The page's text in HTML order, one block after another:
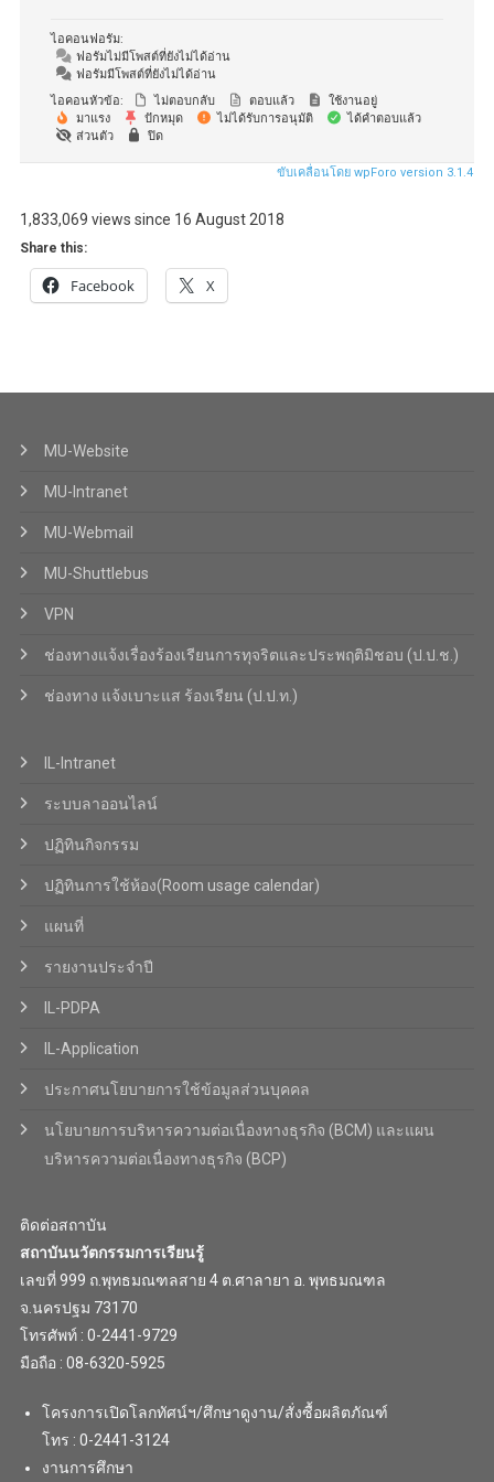
ไอคอนฟอรัม:
ฟอรัมไม่มีโพสต์ที่ยังไม่ได้อ่าน
ฟอรัมมีโพสต์ที่ยังไม่ได้อ่าน
ไอคอนหัวข้อ:
ไม่ตอบกลับ ตอบแล้ว
ใช้งานอยู่
มาแรง
ปักหมุด ไม่ได้รับการอนุมัติ
ได้คำตอบแล้ว
ส่วนตัว
ปิด
ขับเคลื่อนโดย wpForo version 3.1.4
1,833,069 views since 16 August 2018
Share this:
Facebook X
MU-Website
MU-Intranet
MU-Webmail
MU-Shuttlebus
VPN
ช่องทางแจ้งเรื่องร้องเรียนการทุจริตและประพฤติมิชอบ (ป.ป.ช.)
ช่องทาง แจ้งเบาะแส ร้องเรียน (ป.ป.ท.)
IL-Intranet
ระบบลาออนไลน์
ปฏิทินกิจกรรม
ปฏิทินการใช้ห้อง(Room usage calendar)
แผนที่
รายงานประจำปี
IL-PDPA
IL-Application
ประกาศนโยบายการใช้ข้อมูลส่วนบุคคล
นโยบายการบริหารความต่อเนื่องทางธุรกิจ (BCM) และแผน
บริหารความต่อเนื่องทางธุรกิจ (BCP)
ติดต่อสถาบัน
สถาบันนวัตกรรมการเรียนรู้
เลขที่ 999 ถ.พุทธมณฑลสาย 4 ต.ศาลายา อ. พุทธมณฑล
จ.นครปฐม 73170
โทรศัพท์ : 0-2441-9729
มือถือ : 08-6320-5925
โครงการเปิดโลกทัศน์ฯ/ศึกษาดูงาน/สั่งซื้อผลิตภัณฑ์
โทร : 0-2441-3124
งานการศึกษา